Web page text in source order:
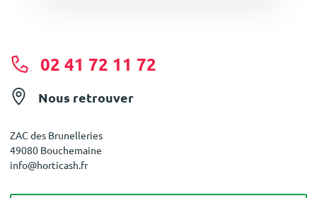
02 41 72 11 72
Nous retrouver
ZAC des Brunelleries
49080 Bouchemaine
info@horticash.fr